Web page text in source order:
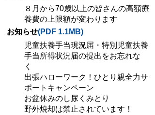
８月から70歳以上の皆さんの高額療
養費の上限額が変わります
お知らせ(PDF 1.1MB)
児童扶養手当現況届・特別児童扶養
手当所得状況届の提出をお忘れな
く
出張ハローワーク！ひとり親全力サ
ポートキャンペーン
お盆休みのし尿くみとり
野外焼却は禁止されています！